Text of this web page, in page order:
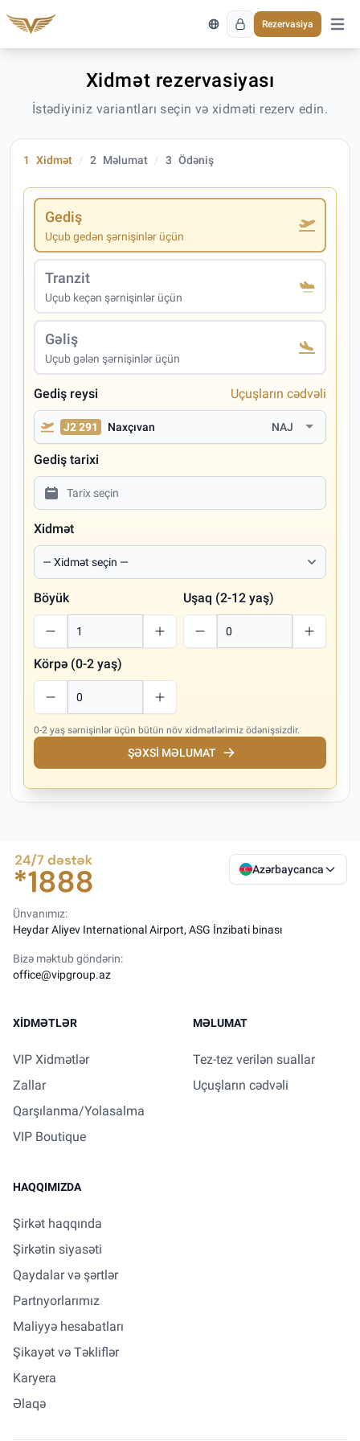
Rezervasiya
Əsas
Xidmət rezervasiyası
İstədiyiniz variantları seçin və xidməti rezerv edin.
1 Xidmət 2 Məlumat 3 Ödəniş
Gediş
Uçub gedən şərnişinlər üçün
Tranzit
Uçub keçən şərnişinlər üçün
Gəliş
Uçub gələn şərnişinlər üçün
Gediş reysi Uçuşların cədvəli
J2 291 Naxçıvan NAJ
Gediş tarixi
Xidmət
Böyük Uşaq (2-12 yaş)
Körpə (0-2 yaş)
0-2 yaş sərnişinlər üçün bütün növ xidmətlərimiz ödənişsizdir.
ŞƏXSI MƏLUMAT
Azərbaycanca
Ünvanımız:
Heydar Aliyev International Airport, ASG İnzibati binası
Bizə məktub göndərin:
office@vipgroup.az
XIDMƏTLƏR
VIP Xidmətlər
Zallar
Qarşılanma/Yolasalma
VIP Boutique
MƏLUMAT
Tez-tez verilən suallar
Uçuşların cədvəli
HAQQIMIZDA
Şirkət haqqında
Şirkətin siyasəti
Qaydalar və şərtlər
Partnyorlarımız
Maliyyə hesabatları
Şikayət və Təkliflər
Karyera
Əlaqə